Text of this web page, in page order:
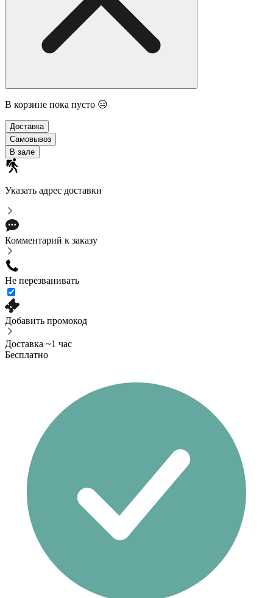
В корзине пока пусто 😑
Доставка
Самовывоз
В зале
Указать адрес доставки
Комментарий к заказу
Не перезванивать
Добавить промокод
Доставка ~1 час
Бесплатно